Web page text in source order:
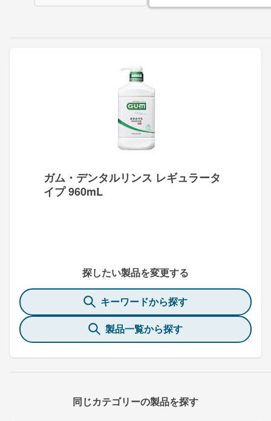
ガム・デンタルリンス レギュラータ
イプ 960mL
探したい製品を変更する
キーワードから探す
製品一覧から探す
同じカテゴリーの製品を探す